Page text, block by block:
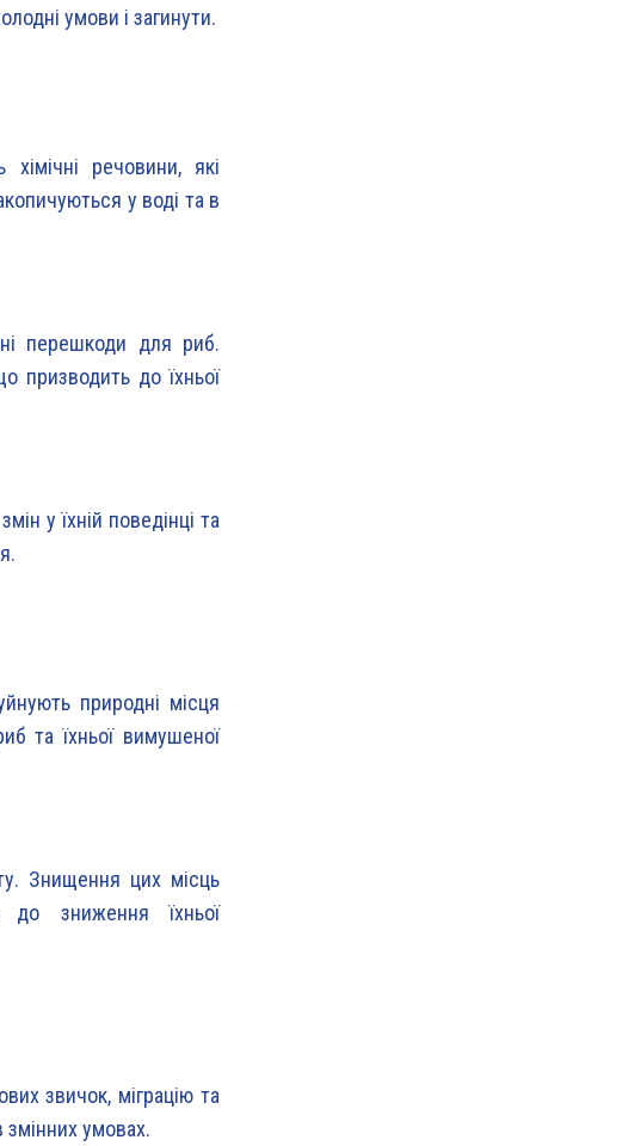
умови і загинути.
хімічні речовини, які
у воді та в
перешкоди для риб.
призводить до їхньої
у їхній поведінці та
природні місця
та їхньої вимушеної
Знищення цих місць
до зниження їхньої
звичок, міграцію та
змінних умовах.